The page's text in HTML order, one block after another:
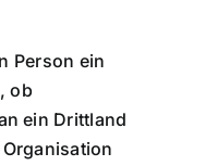
Person ein
ob
ein Drittland